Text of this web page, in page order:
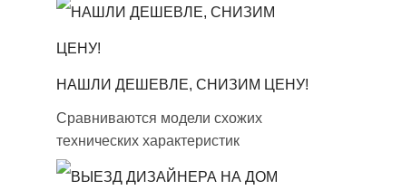
НАШЛИ ДЕШЕВЛЕ, СНИЗИМ ЦЕНУ!
Сравниваются модели схожих
технических характеристик